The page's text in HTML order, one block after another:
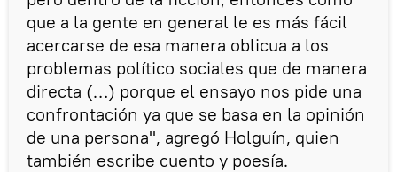
que a la gente en general le es más fácil
acercarse de esa manera oblicua a los
problemas político sociales que de manera
directa (…) porque el ensayo nos pide una
confrontación ya que se basa en la opinión
de una persona", agregó Holguín, quien
también escribe cuento y poesía.